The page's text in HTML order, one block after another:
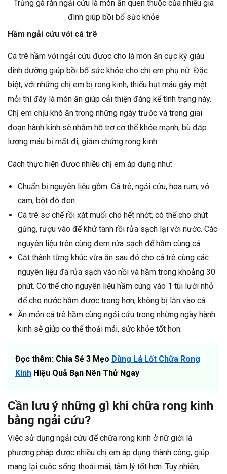
Trứng gà rán ngải cứu là món ăn quen thuộc của nhiều gia
đình giúp bồi bổ sức khỏe
Hầm ngải cứu với cá trê
Cá trê hầm với ngải cứu được cho là món ăn cực kỳ giàu
dinh dưỡng giúp bồi bổ sức khỏe cho chị em phụ nữ. Đặc
biệt, với những chị em bị rong kinh, thiếu hụt máu gây mệt
mỏi thì đây là món ăn giúp cải thiện đáng kể tình trạng này.
Chị em chịu khó ăn trong những ngày trước và trong giai
đoạn hành kinh sẽ nhằm hỗ trợ cơ thể khỏe mạnh, bù đắp
lượng máu bị mất đi, giảm chứng rong kinh.
Cách thực hiện được nhiều chị em áp dụng như:
Chuẩn bị nguyên liệu gồm: Cá trê, ngải cứu, hoa rum, vỏ
cam, bột đỗ đen.
Cá trê sơ chế rồi xát muối cho hết nhớt, có thể cho chút
gừng, rượu vào để khử tanh rồi rửa sạch lại với nước. Các
nguyên liệu trên cùng đem rửa sạch để hầm cùng cá.
Cắt thành từng khúc vừa ăn sau đó cho cá trê cùng các
nguyên liệu đã rửa sạch vào nồi và hầm trong khoảng 30
phút. Có thể cho nguyên liệu hầm cùng vào 1 túi lưới nhỏ
để cho nước hầm được trong hơn, không bị lẫn vào cá.
Ăn món cá trê hầm cùng ngải cứu trong những ngày hành
kinh sẽ giúp cơ thể thoải mái, sức khỏe tốt hơn.
Đọc thêm: Chia Sẻ 3 Mẹo Dùng Lá Lốt Chữa Rong
Kinh Hiệu Quả Bạn Nên Thử Ngay
Cần lưu ý những gì khi chữa rong kinh
bằng ngải cứu?
Việc sử dụng ngải cứu để chữa rong kinh ở nữ giới là
phương pháp được nhiều chị em áp dụng thành công, giúp
mang lại cuộc sống thoải mái, tâm lý tốt hơn. Tuy nhiên,